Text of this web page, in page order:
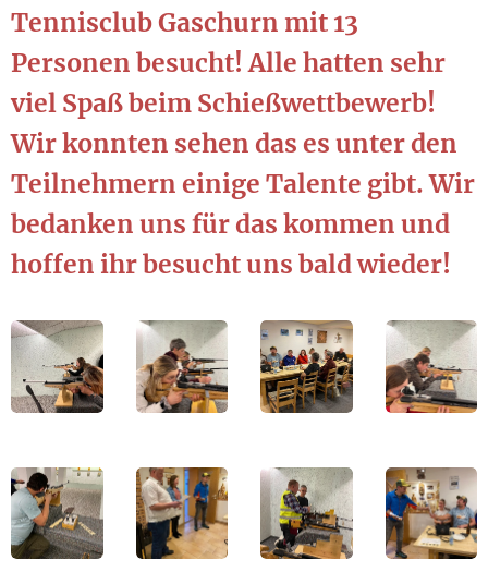
Tennisclub Gaschurn mit 13
Personen besucht! Alle hatten sehr
viel Spaß beim Schießwettbewerb!
Wir konnten sehen das es unter den
Teilnehmern einige Talente gibt. Wir
bedanken uns für das kommen und
hoffen ihr besucht uns bald wieder!